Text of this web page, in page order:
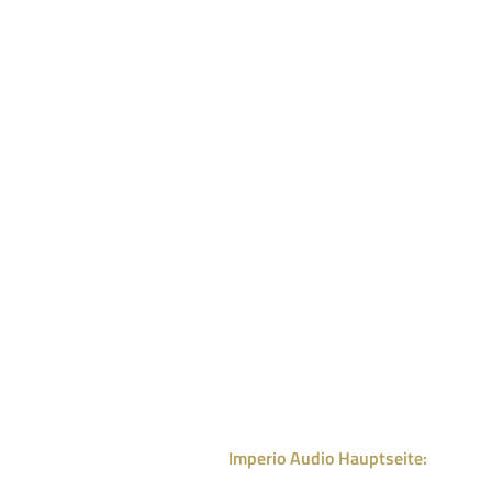
Imperio Audio Hauptseite: